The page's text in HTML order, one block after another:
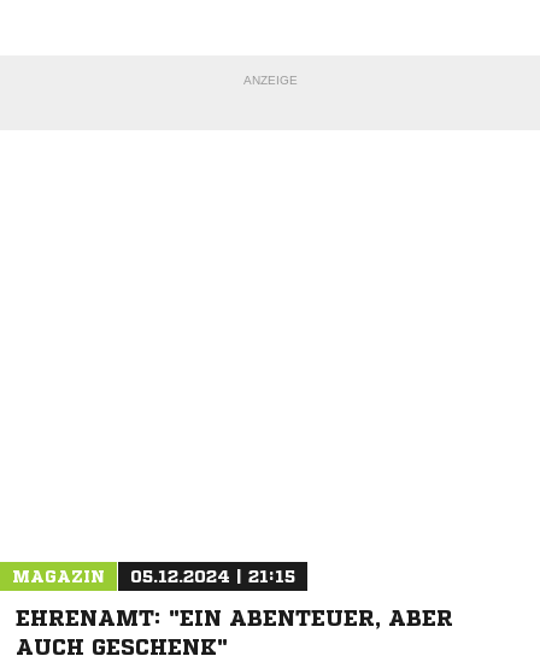
ANZEIGE
MAGAZIN 05.12.2024 | 21:15
EHRENAMT: "EIN ABENTEUER, ABER
AUCH GESCHENK"